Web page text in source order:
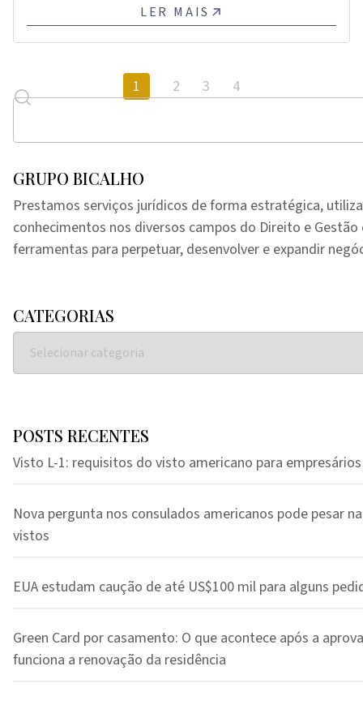
LER MAIS
1 2 3 4
GRUPO BICALHO
Prestamos serviços jurídicos de forma estratégica,
conhecimentos nos diversos campos do Direito e
ferramentas para perpetuar, desenvolver e expandir
CATEGORIAS
POSTS RECENTES
Visto L-1: requisitos do visto americano para empresários
Nova pergunta nos consulados americanos pode pesar
vistos
EUA estudam caução de até US$100 mil para alguns
Green Card por casamento: O que acontece após a
funciona a renovação da residência